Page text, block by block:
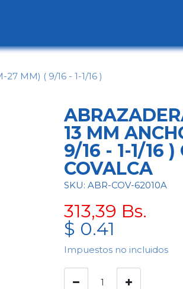
MM) ( 9/16 - 1-1/16 )
13 MM
9/16 - 1-1/16
COVALCA
SKU: ABR-COV-62010A
313,39 Bs.
$ 0.41
Impuestos no incluidos